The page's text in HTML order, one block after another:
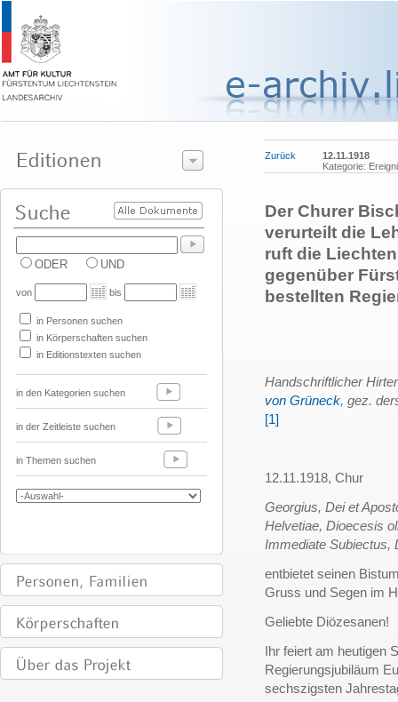
ODER UND
von bis
in Personen suchen
in Körperschaften suchen
in Editionstexten suchen
in den Kategorien suchen
in der Zeitleiste suchen
in Themen suchen
Zurück
12.11.1918
Kategorie:
Der Churer
verurteilt die
ruft die
gegenüber
bestellten
Handschriftlicher
von Grüneck, gez.
[1]
12.11.1918, Chur
Georgius, Dei et
Helvetiae, Dioecesis
Immediate Subiectus,
entbietet seinen
Gruss und Segen im
Geliebte Diözesanen!
Ihr feiert am heutigen
Regierungsjubiläum
sechszigsten